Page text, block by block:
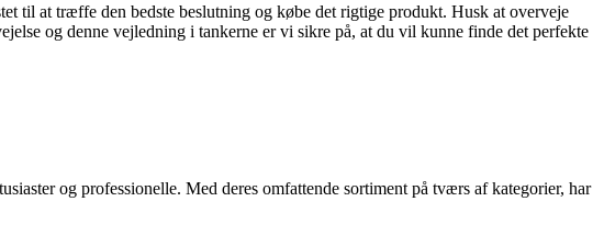
til at træffe den bedste beslutning og købe det rigtige produkt. Husk at overveje
og denne vejledning i tankerne er vi sikre på, at du vil kunne finde det perfekte
og professionelle. Med deres omfattende sortiment på tværs af kategorier, har